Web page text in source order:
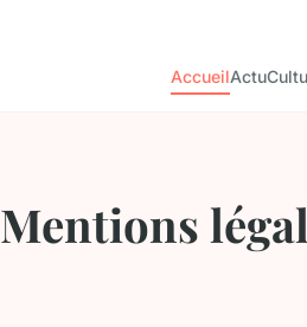
AccueilActu
Mentions